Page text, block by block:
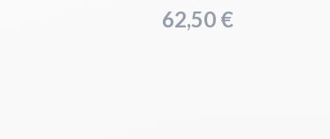
62,50 €